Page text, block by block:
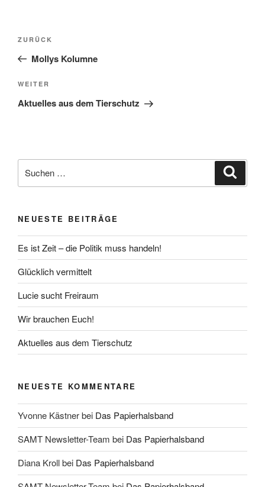
Beitragsnavigation
Vorheriger
Beitrag
ZURÜCK
Mollys Kolumne
Nächster
Beitrag
WEITER
Aktuelles aus dem Tierschutz
nach:
NEUESTE BEITRÄGE
Es ist Zeit – die Politik muss handeln!
Glücklich vermittelt
Lucie sucht Freiraum
Wir brauchen Euch!
Aktuelles aus dem Tierschutz
NEUESTE KOMMENTARE
Yvonne Kästnerbei Das Papierhalsband
SAMT Newsletter-Team bei Das Papierhalsband
Diana Krollbei Das Papierhalsband